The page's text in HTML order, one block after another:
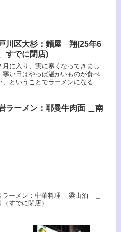
川区大杉：麵屋 翔(25年6
すでに閉店)
月に入り、実に寒くなってきまし
寒い日はやっぱ温かいものが食べ
、ということでラーメンになるん
べられています。
ラーメン：耶曼牛肉面 ＿南
ラーメン：中華料理 梁山泊 ＿
（すでに閉店）